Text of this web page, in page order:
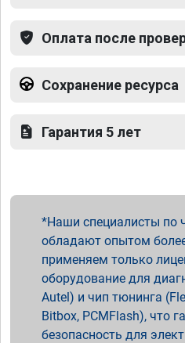
Оплата после
Сохранение ресурса
Гарантия 5 лет
Наши специалисты по
обладают опытом
применяем только
оборудование для
Autel) и чип тюнинга
Bitbox, PCMFlash), что
безопасность для